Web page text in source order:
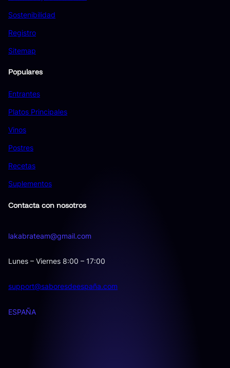
Sostenibilidad
Registro
Sitemap
Populares
Entrantes
Platos Principales
Vinos
Postres
Recetas
Suplementos
Contacta con nosotros
lakabrateam@gmail.com
Lunes – Viernes 8:00 – 17:00
support@saboresdeespaña.com
ESPAÑA